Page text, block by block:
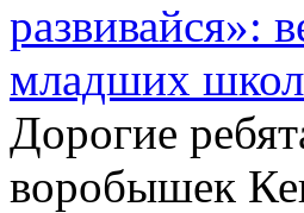
развивайся»:
младших
Дорогие
воробышек